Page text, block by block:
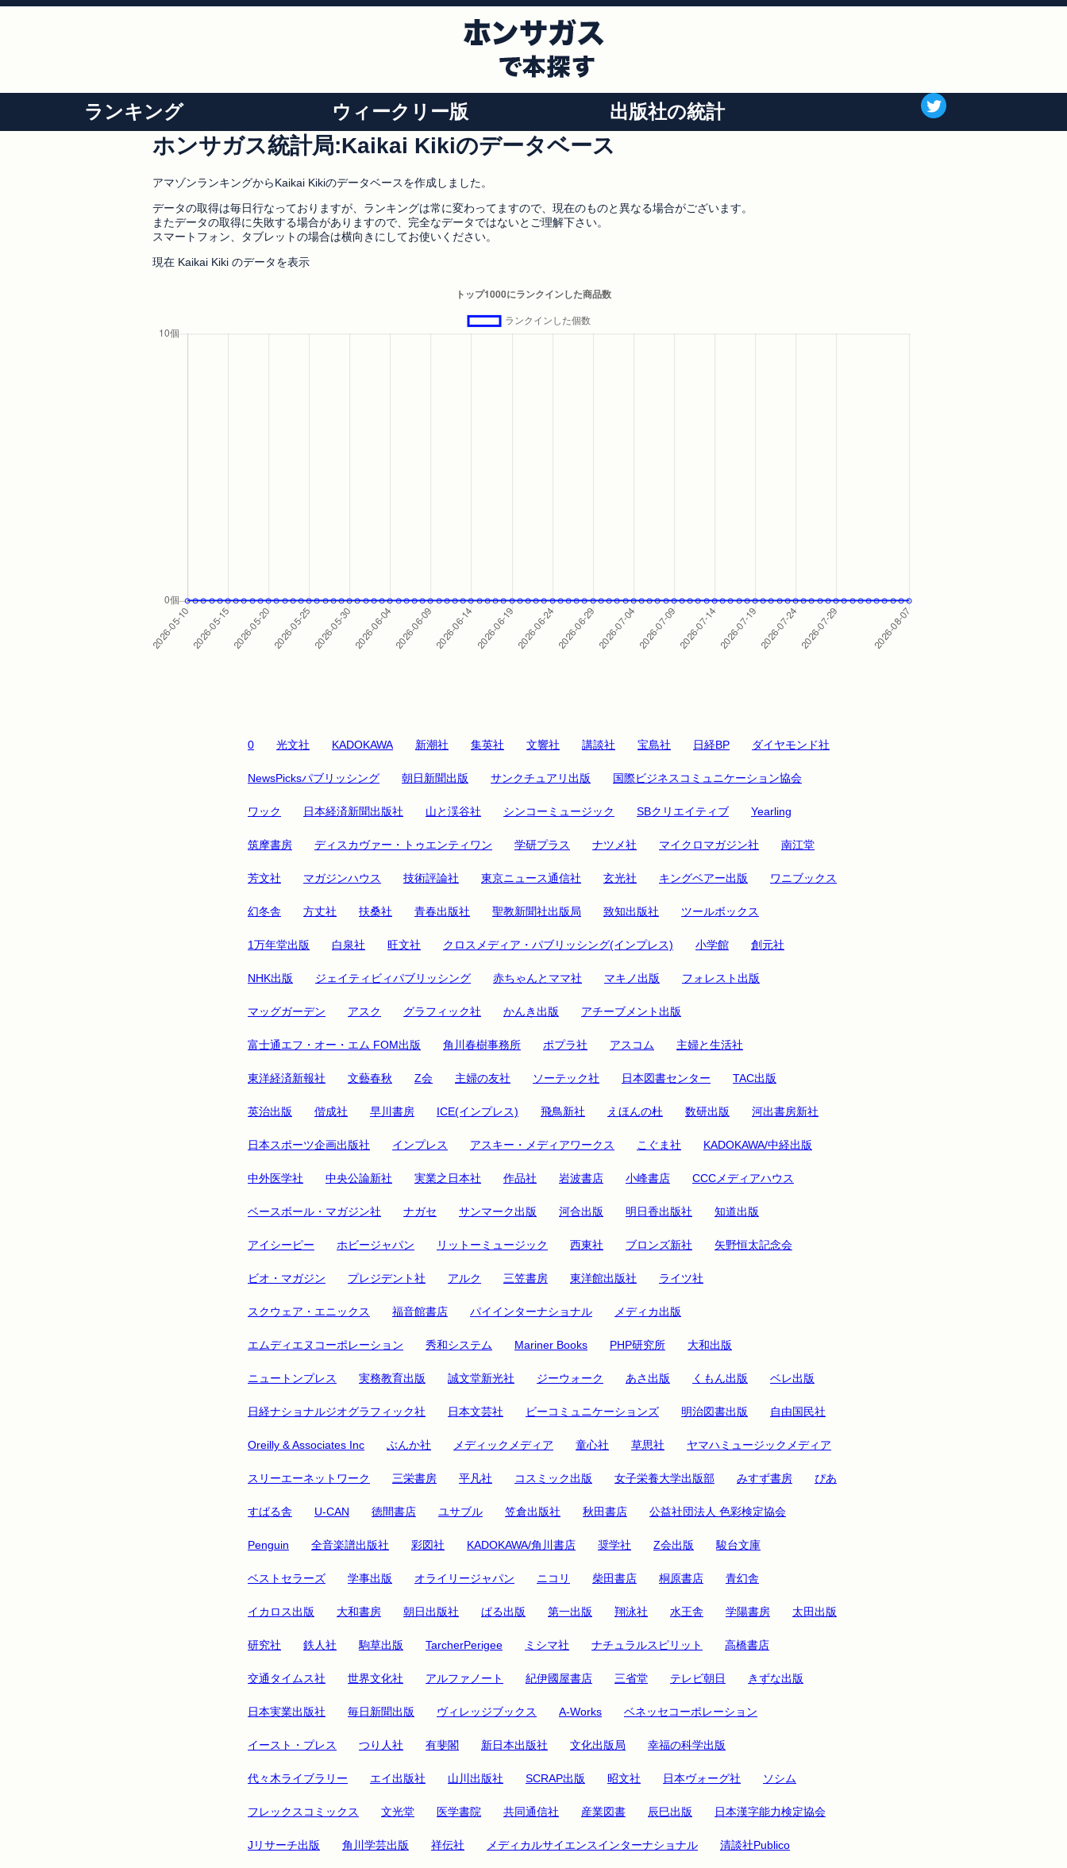
ランキング ウィークリー版 出版社の統計
ホンサガス統計局:Kaikai Kikiのデータベース
アマゾンランキングからKaikai Kikiのデータベースを作成しました。
データの取得は毎日行なっておりますが、ランキングは常に変わってますので、現在のものと異なる場合がございます。
またデータの取得に失敗する場合がありますので、完全なデータではないとご理解下さい。
スマートフォン、タブレットの場合は横向きにしてお使いください。
現在 Kaikai Kiki のデータを表示
0 光文社 KADOKAWA 新潮社 集英社 文響社 講談社 宝島社 日経BP ダイヤモンド社
NewsPicksパブリッシング 朝日新聞出版 サンクチュアリ出版 国際ビジネスコミュニケーション協会
ワック 日本経済新聞出版社 山と渓谷社 シンコーミュージック SBクリエイティブ Yearling
筑摩書房 ディスカヴァー・トゥエンティワン 学研プラス ナツメ社 マイクロマガジン社 南江堂
芳文社 マガジンハウス 技術評論社 東京ニュース通信社 玄光社 キングベアー出版 ワニブックス
幻冬舎 方丈社 扶桑社 青春出版社 聖教新聞社出版局 致知出版社 ツールボックス
1万年堂出版 白泉社 旺文社 クロスメディア・パブリッシング(インプレス) 小学館 創元社
NHK出版 ジェイティビィパブリッシング 赤ちゃんとママ社 マキノ出版 フォレスト出版
マッグガーデン アスク グラフィック社 かんき出版 アチーブメント出版
富士通エフ・オー・エム FOM出版 角川春樹事務所 ポプラ社 アスコム 主婦と生活社
東洋経済新報社 文藝春秋 Z会 主婦の友社 ソーテック社 日本図書センター TAC出版
英治出版 偕成社 早川書房 ICE(インプレス) 飛鳥新社 えほんの杜 数研出版 河出書房新社
日本スポーツ企画出版社 インプレス アスキー・メディアワークス こぐま社 KADOKAWA/中経出版
中外医学社 中央公論新社 実業之日本社 作品社 岩波書店 小峰書店 CCCメディアハウス
ベースボール・マガジン社 ナガセ サンマーク出版 河合出版 明日香出版社 知道出版
アイシーピー ホビージャパン リットーミュージック 西東社 ブロンズ新社 矢野恒太記念会
ビオ・マガジン プレジデント社 アルク 三笠書房 東洋館出版社 ライツ社
スクウェア・エニックス 福音館書店 パイインターナショナル メディカ出版
エムディエヌコーポレーション 秀和システム Mariner Books PHP研究所 大和出版
ニュートンプレス 実務教育出版 誠文堂新光社 ジーウォーク あさ出版 くもん出版 ベレ出版
日経ナショナルジオグラフィック社 日本文芸社 ビーコミュニケーションズ 明治図書出版 自由国民社
Oreilly & Associates Inc ぶんか社 メディックメディア 童心社 草思社 ヤマハミュージックメディア
スリーエーネットワーク 三栄書房 平凡社 コスミック出版 女子栄養大学出版部 みすず書房 ぴあ
すばる舎 U-CAN 徳間書店 ユサブル 笠倉出版社 秋田書店 公益社団法人 色彩検定協会
Penguin 全音楽譜出版社 彩図社 KADOKAWA/角川書店 奨学社 Z会出版 駿台文庫
ベストセラーズ 学事出版 オライリージャパン ニコリ 柴田書店 桐原書店 青幻舎
イカロス出版 大和書房 朝日出版社 ぱる出版 第一出版 翔泳社 水王舎 学陽書房 太田出版
研究社 鉄人社 駒草出版 TarcherPerigee ミシマ社 ナチュラルスピリット 高橋書店
交通タイムス社 世界文化社 アルファノート 紀伊國屋書店 三省堂 テレビ朝日 きずな出版
日本実業出版社 毎日新聞出版 ヴィレッジブックス A-Works ベネッセコーポレーション
イースト・プレス つり人社 有斐閣 新日本出版社 文化出版局 幸福の科学出版
代々木ライブラリー エイ出版社 山川出版社 SCRAP出版 昭文社 日本ヴォーグ社 ソシム
フレックスコミックス 文光堂 医学書院 共同通信社 産業図書 辰巳出版 日本漢字能力検定協会
Jリサーチ出版 角川学芸出版 祥伝社 メディカルサイエンスインターナショナル 清談社Publico